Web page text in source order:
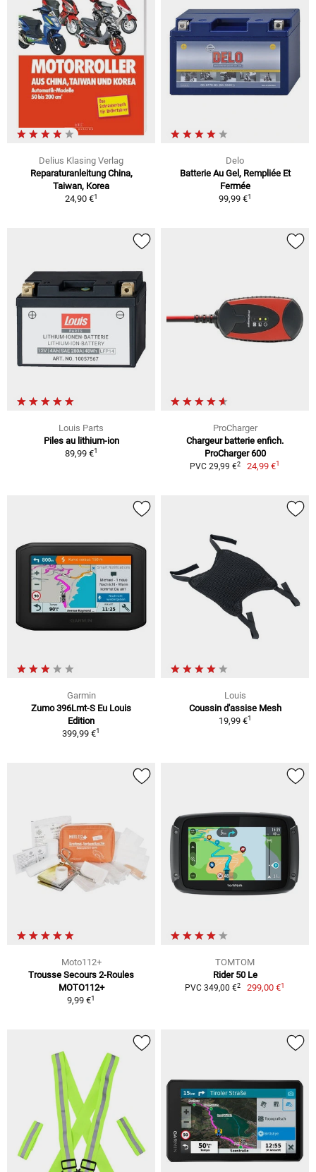
Delius Klasing Verlag
Reparaturanleitung China,
Taiwan, Korea
24,90 €1
Delo
Batterie Au Gel, Rempliée Et
Fermée
99,99 €1
Louis Parts
Piles au lithium-ion
89,99 €1
ProCharger
Chargeur batterie enfich.
ProCharger 600
PVC 29,99 €2 24,99 €1
Garmin
Zumo 396Lmt-S Eu Louis
Edition
399,99 €1
Louis
Coussin d'assise Mesh
19,99 €1
Moto112+
Trousse Secours 2-Roules
MOTO112+
9,99 €1
TOMTOM
Rider 50 Le
PVC 349,00 €2 299,00 €1